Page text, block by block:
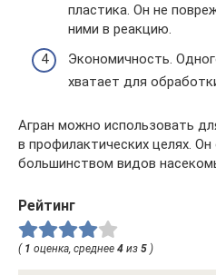
пластика. Он не
ними в реакцию.
Экономичность.
хватает для
Агран можно использовать
в профилактических целях. Он
большинством видов
Рейтинг
( 1 оценка, среднее 4 из 5 )